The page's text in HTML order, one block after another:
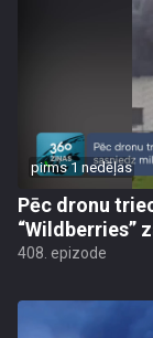
pirms 1 nedēļas
Pēc dronu
“Wildberries”
408. epizode